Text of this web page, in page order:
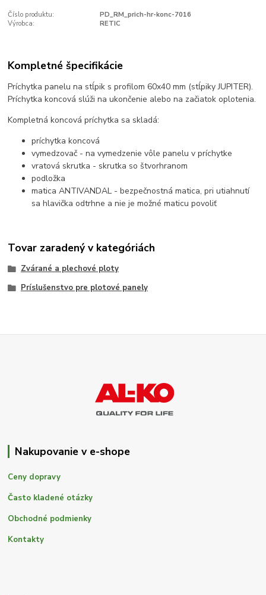
Číslo produktu:
PD_RM_prich-hr-konc-7016
Výrobca:
RETIC
Kompletné špecifikácie
Príchytka panelu na stĺpik s profilom 60x40 mm (stĺpiky JUPITER).
Príchytka koncová slúži na ukončenie alebo na začiatok oplotenia.
Kompletná koncová príchytka sa skladá:
príchytka koncová
vymedzovač - na vymedzenie vôle panelu v príchytke
vratová skrutka - skrutka so štvorhranom
podložka
matica ANTIVANDAL - bezpečnostná matica, pri utiahnutí
sa hlavička odtrhne a nie je možné maticu povoliť
Tovar zaradený v kategóriách
Zvárané a plechové ploty
Príslušenstvo pre plotové panely
Nakupovanie v e-shope
Ceny dopravy
Často kladené otázky
Obchodné podmienky
Kontakty